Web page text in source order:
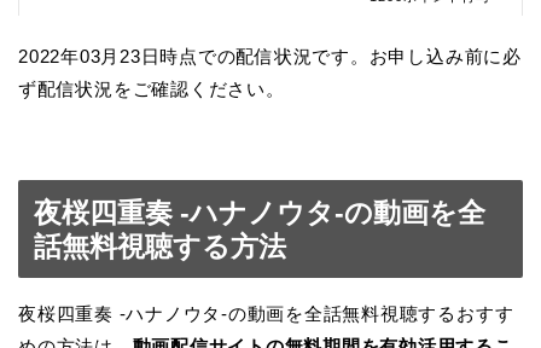
2022年03月23日時点での配信状況です。お申し込み前に必
ず配信状況をご確認ください。
夜桜四重奏 -ハナノウタ-の動画を全
話無料視聴する方法
夜桜四重奏 -ハナノウタ-の動画を全話無料視聴するおすす